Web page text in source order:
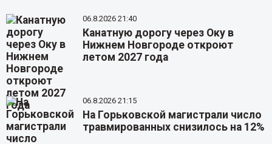
06.8.2026 21:40
Канатную дорогу через Оку в
Нижнем Новгороде откроют
летом 2027 года
06.8.2026 21:15
На Горьковской магистрали число
травмированных снизилось на 12%